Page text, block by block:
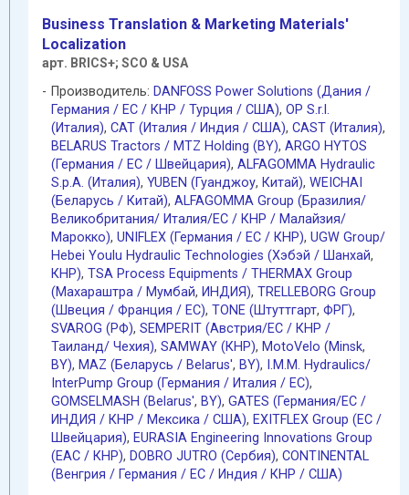
Business Translation & Marketing Materials'
Localization
арт. BRICS+; SCO & USA
Производитель: DANFOSS Power Solutions (Дания /
Германия / EC / КНР / Турция / США), OP S.r.l.
(Италия), CAT (Италия / Индия / США), CAST (Италия),
BELARUS Tractors / MTZ Holding (BY), ARGO HYTOS
(Германия / EC / Швейцария), ALFAGOMMA Hydraulic
S.p.A. (Италия), YUBEN (Гуанджоу, Китай), WEICHAI
(Беларусь / Китай), ALFAGOMMA Group (Бразилия/
Великобритания/ Италия/ЕС / КНР / Малайзия/
Марокко), UNIFLEX (Германия / EC / КНР), UGW Group/
Hebei Youlu Hydraulic Technologies (Хэбэй / Шанхай,
КНР), TSA Process Equipments / THERMAX Group
(Махараштра / Мумбай, ИНДИЯ), TRELLEBORG Group
(Швеция / Франция / ЕС), TONE (Штуттгарт, ФРГ),
SVAROG (РФ), SEMPERIT (Австрия/ЕС / КНР /
Таиланд/ Чехия), SAMWAY (КНР), MotoVelo (Minsk,
BY), MAZ (Беларусь / Belarus', BY), I.M.M. Hydraulics/
InterPump Group (Германия / Италия / ЕС),
GOMSELMASH (Belarus', BY), GATES (Германия/EC /
ИНДИЯ / КНР / Мексика / США), EXITFLEX Group (ЕС /
Швейцария), EURASIA Engineering Innovations Group
(EAC / КНР), DOBRO JUTRO (Сербия), CONTINENTAL
(Венгрия / Германия / ЕС / Индия / КНР / США)